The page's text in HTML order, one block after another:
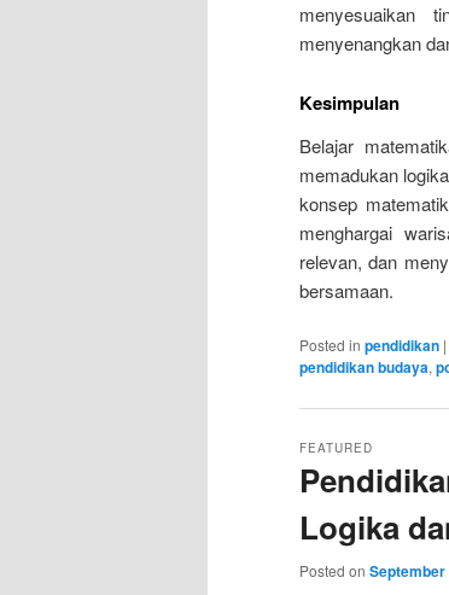
menyesuaikan
menyenangkan
Kesimpulan
Belajar
memadukan
konsep
menghargai
relevan, dan
bersamaan.
Posted in pendidikan |
pendidikan budaya,
Logika
FEATURED
Posted on September